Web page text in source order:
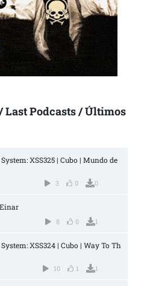
Last Podcasts / Últimos
XSS325 | Cubo | Mundo de
3 0 0
8 0 1
XSS324 | Cubo | Way To Th
10 1 1